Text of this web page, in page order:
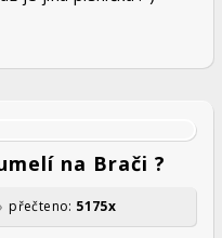
na Brači ?
přečteno: 5175x